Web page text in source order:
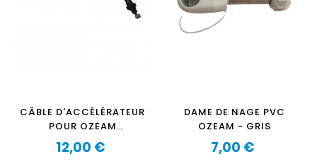
CÂBLE D'ACCÉLÉRATEUR
POUR OZEAM
1.3CVPRO-2.5CVPRO
Prix
12,00 €
DAME DE NAGE PVC
OZEAM - GRIS
Prix
7,00 €